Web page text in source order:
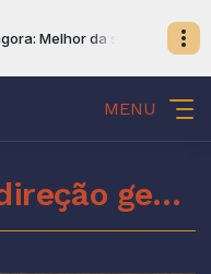
Melhor da semana - Parte
MENU
Esta obra tem a direção geral do Espírito Santo de Deus